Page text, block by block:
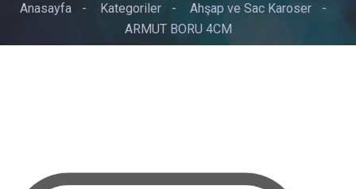
Anasayfa - Kategoriler - Ahşap ve Sac Karoser
-
ARMUT BORU 4CM